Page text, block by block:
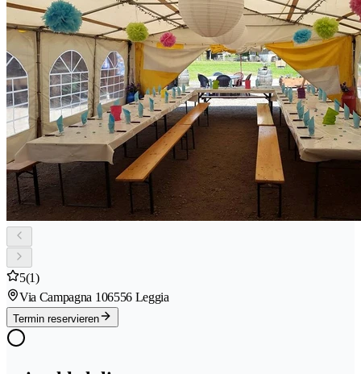
5(1)
Via Campagna 106556 Leggia
Termin reservieren